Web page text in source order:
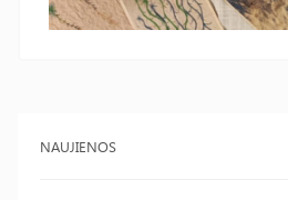
NAUJIENOS